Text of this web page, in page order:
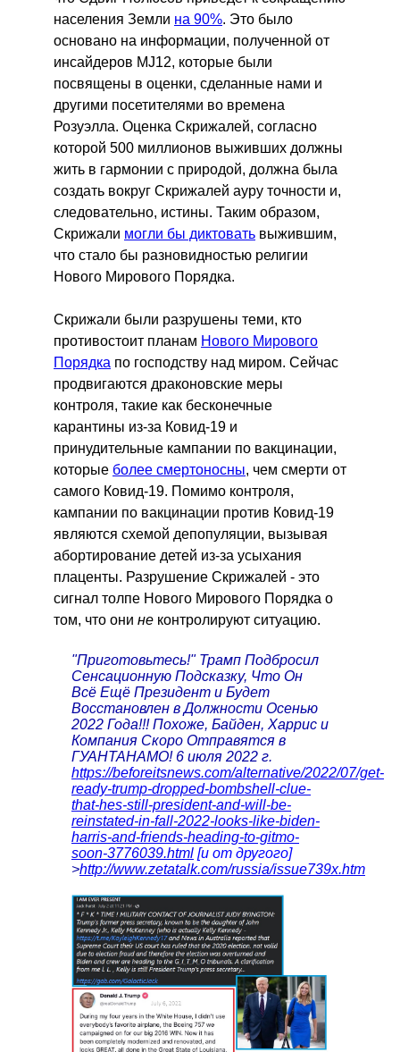
населения Земли на 90%. Это было
основано на информации, полученной от
инсайдеров MJ12, которые были
посвящены в оценки, сделанные нами и
другими посетителями во времена
Розуэлла. Оценка Скрижалей, согласно
которой 500 миллионов выживших должны
жить в гармонии с природой, должна была
создать вокруг Скрижалей ауру точности и,
следовательно, истины. Таким образом,
Скрижали могли бы диктовать выжившим,
что стало бы разновидностью религии
Нового Мирового Порядка.
Скрижали были разрушены теми, кто
противостоит планам Нового Мирового
Порядка по господству над миром. Сейчас
продвигаются драконовские меры
контроля, такие как бесконечные
карантины из-за Ковид-19 и
принудительные кампании по вакцинации,
которые более смертоносны, чем смерти от
самого Ковид-19. Помимо контроля,
кампании по вакцинации против Ковид-19
являются схемой депопуляции, вызывая
абортирование детей из-за усыхания
плаценты. Разрушение Скрижалей - это
сигнал толпе Нового Мирового Порядка о
том, что они не контролируют ситуацию.
"Приготовьтесь!" Трамп Подбросил
Сенсационную Подсказку, Что Он
Всё Ещё Президент и Будет
Восстановлен в Должности Осенью
2022 Года!!! Похоже, Байден, Харрис и
Компания Скоро Отправятся в
ГУАНТАНАМО! 6 июля 2022 г.
https://beforeitsnews.com/alternative/2022/07/get-
ready-trump-dropped-bombshell-clue-
that-hes-still-president-and-will-be-
reinstated-in-fall-2022-looks-like-biden-
harris-and-friends-heading-to-gitmo-
soon-3776039.html [и от другого]
>http://www.zetatalk.com/russia/issue739x.htm